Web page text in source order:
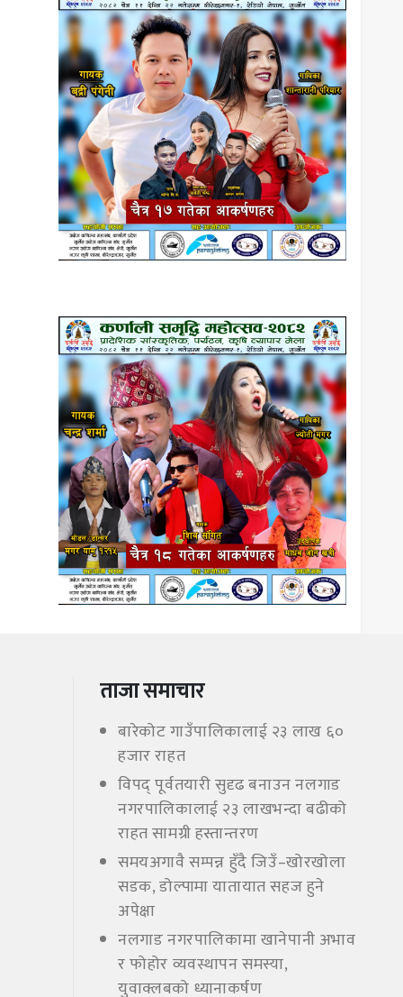
ताजा समाचार
बारेकोट गाउँपालिकालाई २३ लाख ६०
हजार राहत
विपद् पूर्वतयारी सुदृढ बनाउन नलगाड
नगरपालिकालाई २३ लाखभन्दा बढीको
राहत सामग्री हस्तान्तरण
समयअगावै सम्पन्न हुँदै जिउँ–खोरखोला
सडक, डोल्पामा यातायात सहज हुने
अपेक्षा
नलगाड नगरपालिकामा खानेपानी अभाव
र फोहोर व्यवस्थापन समस्या,
युवाक्लबको ध्यानाकर्षण